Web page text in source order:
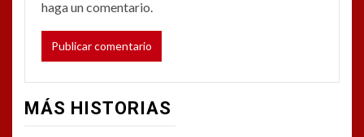
haga un comentario.
MÁS HISTORIAS